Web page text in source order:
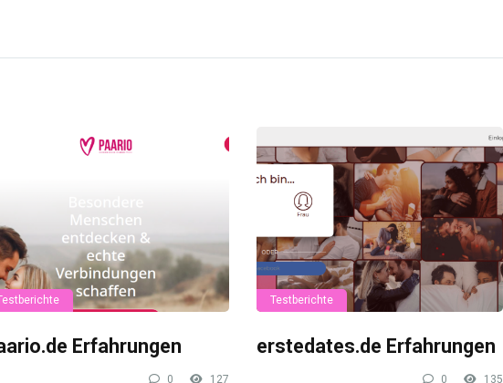
Erfahrungen
0 127
Testberichte
erstedates.de Erfahrungen
0 135